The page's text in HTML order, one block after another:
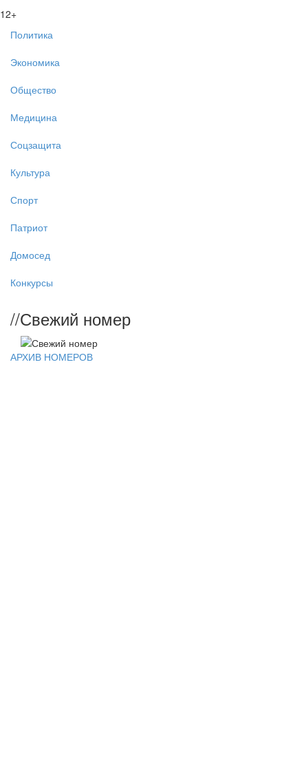
12+
Политика
Экономика
Общество
Медицина
Соцзащита
Культура
Спорт
Патриот
Домосед
Конкурсы
//Свежий номер
АРХИВ НОМЕРОВ